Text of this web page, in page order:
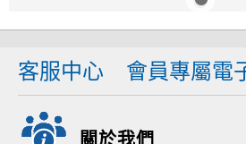
客服中心 會員專屬電
關於我們